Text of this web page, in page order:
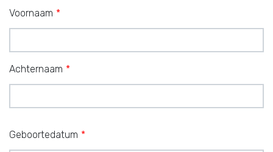
Voornaam
Achternaam
Geboortedatum